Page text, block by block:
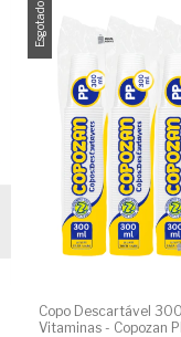
Esgotado
Copo Descartável
Vitaminas - Copozan